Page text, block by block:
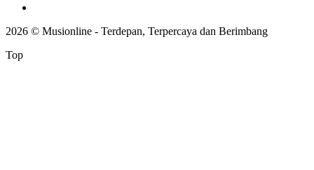
2026 © Musionline - Terdepan, Terpercaya dan Berimbang
Top